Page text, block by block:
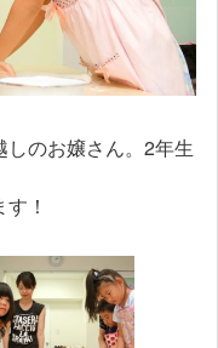
のお嬢さん。2年生
！